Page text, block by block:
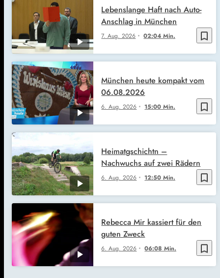
bookmark_border
7. Aug. 2026 02:04 Min.
Lebenslange Haft nach Auto-
Anschlag in München
bookmark_border
6. Aug. 2026 15:00 Min.
München heute kompakt vom
06.08.2026
bookmark_border
6. Aug. 2026 12:50 Min.
Heimatgschichtn –
Nachwuchs auf zwei Rädern
bookmark_border
6. Aug. 2026 06:08 Min.
Rebecca Mir kassiert für den
guten Zweck